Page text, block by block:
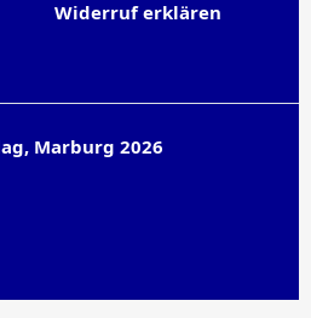
Widerruf erklären
Marburg 2026